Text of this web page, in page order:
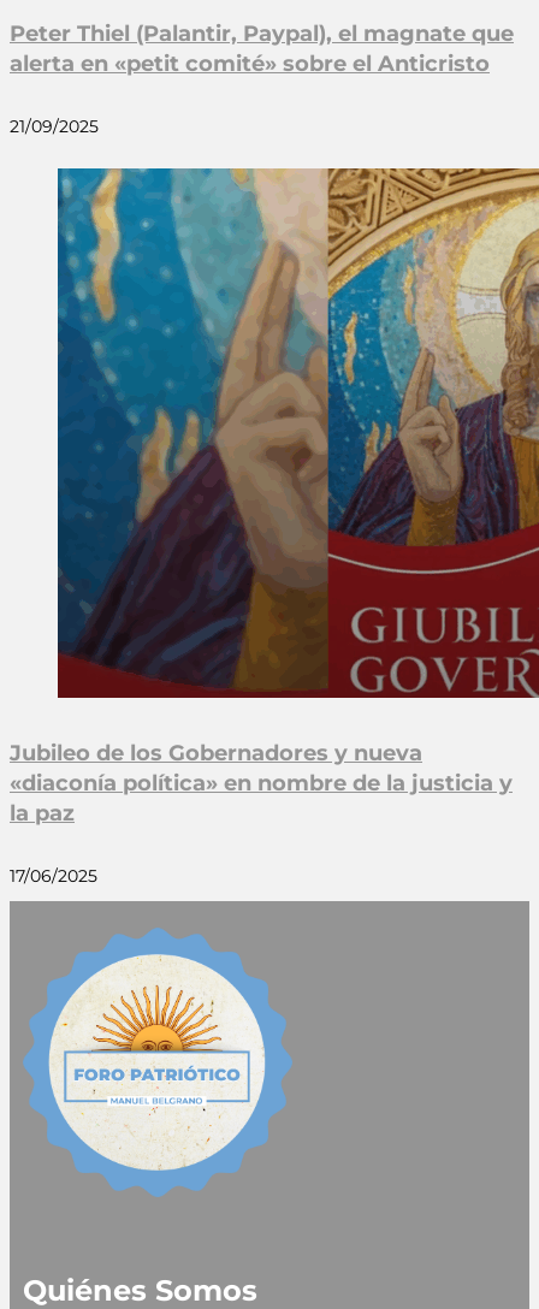
Peter Thiel (Palantir, Paypal), el magnate que
alerta en «petit comité» sobre el Anticristo
21/09/2025
Jubileo de los Gobernadores y nueva
«diaconía política» en nombre de la justicia y
la paz
17/06/2025
Quiénes Somos